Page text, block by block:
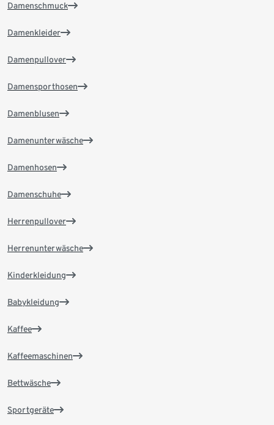
Damenschmuck
Damenkleider
Damenpullover
Damensporthosen
Damenblusen
Damenunterwäsche
Damenhosen
Damenschuhe
Herrenpullover
Herrenunterwäsche
Kinderkleidung
Babykleidung
Kaffee
Kaffeemaschinen
Bettwäsche
Sportgeräte